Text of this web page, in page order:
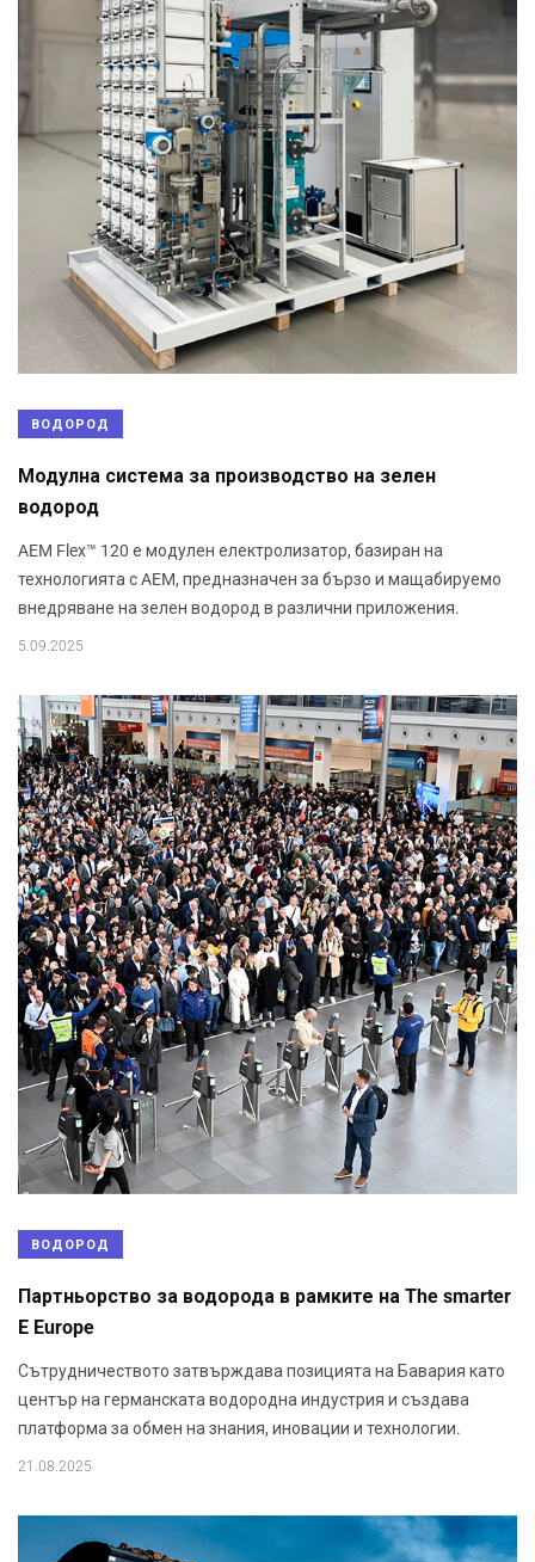
ВОДОРОД
Модулна система за производство на зелен
водород
AEM Flex™ 120 е модулен електролизатор, базиран на
технологията с AEM, предназначен за бързо и мащабируемо
внедряване на зелен водород в различни приложения.
5.09.2025
ВОДОРОД
Партньорство за водорода в рамките на The smarter
E Europe
Сътрудничеството затвърждава позицията на Бавария като
център на германската водородна индустрия и създава
платформа за обмен на знания, иновации и технологии.
21.08.2025